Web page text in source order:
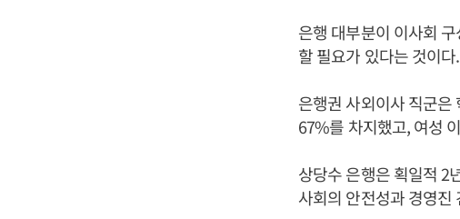
은행 대부분이 이사회
할 필요가 있다는 것이다.
은행권 사외이사 직군은
67%를 차지했고, 여성
상당수 은행은 획일적 2
사회의 안전성과 경영진